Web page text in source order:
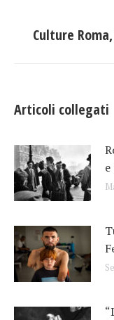
post
Culture
Articoli collegati
e